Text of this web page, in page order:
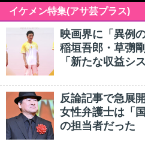
イケメン特集(アサ芸プラス)
映画界に「異例
稲垣吾郎・草彅
「新たな収益シ
反論記事で急展
女性弁護士は「
の担当者だった